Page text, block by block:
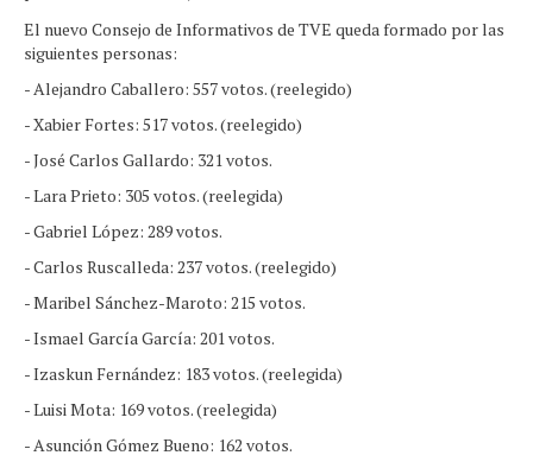
El nuevo Consejo de Informativos de TVE queda formado por las
siguientes personas:
- Alejandro Caballero: 557 votos. (reelegido)
- Xabier Fortes: 517 votos. (reelegido)
- José Carlos Gallardo: 321 votos.
- Lara Prieto: 305 votos. (reelegida)
- Gabriel López: 289 votos.
- Carlos Ruscalleda: 237 votos. (reelegido)
- Maribel Sánchez-Maroto: 215 votos.
- Ismael García García: 201 votos.
- Izaskun Fernández: 183 votos. (reelegida)
- Luisi Mota: 169 votos. (reelegida)
- Asunción Gómez Bueno: 162 votos.